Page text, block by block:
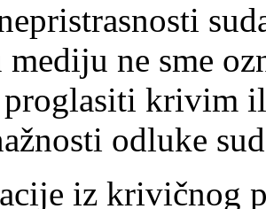
mediju ne sme
proglasiti krivim
odluke
iz krivičnog